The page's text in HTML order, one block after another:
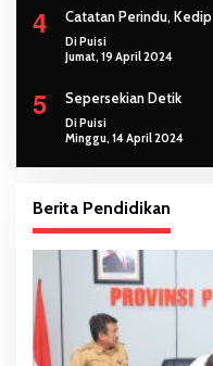
4 Catatan Perindu, Kedip
Di Puisi
Jumat, 19 April 2024
5 Sepersekian Detik
Di Puisi
Minggu, 14 April 2024
Berita Pendidikan